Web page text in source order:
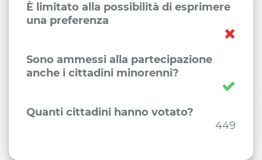
È limitato alla possibilità di esprimere
una preferenza
Sono ammessi alla partecipazione
anche i cittadini minorenni?
Quanti cittadini hanno votato?
449